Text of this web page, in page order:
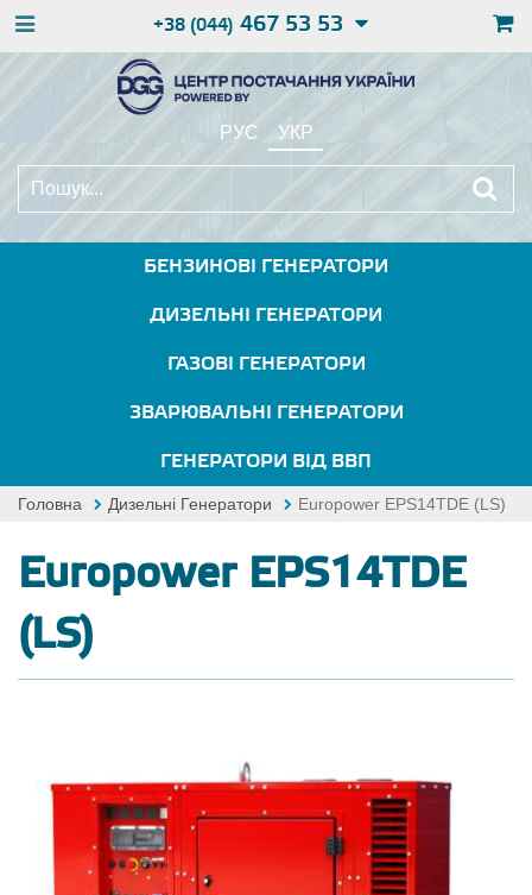
+38 (044) 467 53 53
РУС УКР
БЕНЗИНОВІ ГЕНЕРАТОРИ
ДИЗЕЛЬНІ ГЕНЕРАТОРИ
ГАЗОВІ ГЕНЕРАТОРИ
ЗВАРЮВАЛЬНІ ГЕНЕРАТОРИ
ГЕНЕРАТОРИ ВІД ВВП
Головна Дизельні Генератори Europower EPS14TDE (LS)
Europower EPS14TDE
(LS)